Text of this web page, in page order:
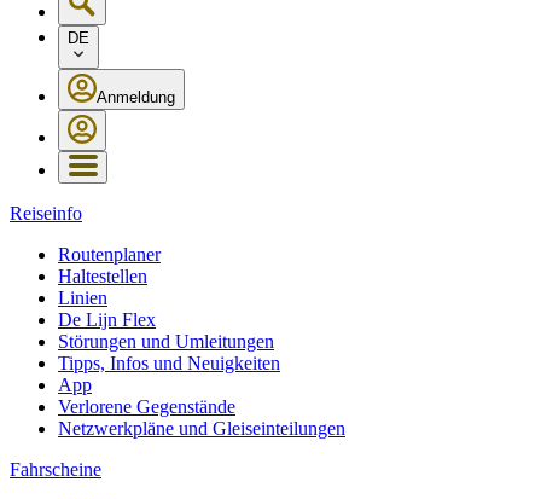
DE
Anmeldung
Reiseinfo
Routenplaner
Haltestellen
Linien
De Lijn Flex
Störungen und Umleitungen
Tipps, Infos und Neuigkeiten
App
Verlorene Gegenstände
Netzwerkpläne und Gleiseinteilungen
Fahrscheine